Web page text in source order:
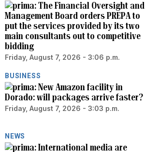
The Financial Oversight and
Management Board orders PREPA to
put the services provided by its two
main consultants out to competitive
bidding
Friday, August 7, 2026 - 3:06 p.m.
BUSINESS
New Amazon facility in
Dorado: will packages arrive faster?
Friday, August 7, 2026 - 3:03 p.m.
NEWS
International media are